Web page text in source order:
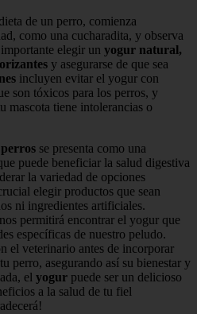
de un perro, comienza
como una cucharadita, y observa
elegir un yogur natural,
y asegurarse de que sea
incluyen evitar el yogur con
son tóxicos para los perros, y
mascota tiene intolerancias o
se presenta como una
puede beneficiar la salud digestiva
la variedad de opciones
elegir productos que sean
ni ingredientes artificiales.
permitirá encontrar el yogur que
específicas de nuestro peludo.
el veterinario antes de incorporar
perro, asegurando así su bienestar y
el yogur puede ser un delicioso
a la salud de tu fiel